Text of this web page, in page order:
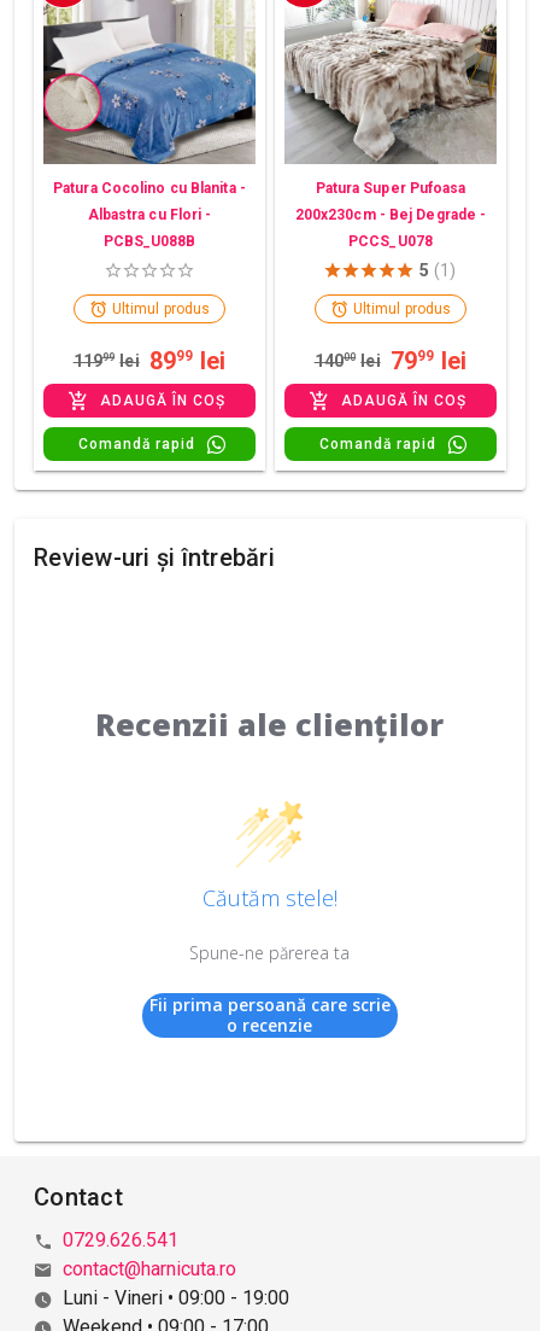
Patura Cocolino cu Blanita -
Albastra cu Flori -
PCBS_U088B
Ultimul produs
11999 lei 8999 lei
ADAUGĂ ÎN COȘ
Comandă rapid
Patura Super Pufoasa
200x230cm - Bej Degrade -
PCCS_U078
5 (1)
Ultimul produs
14000 lei 7999 lei
ADAUGĂ ÎN COȘ
Comandă rapid
Review-uri și întrebări
Recenzii ale clienților
Căutăm stele!
Spune-ne părerea ta
Fii prima persoană care scrie
o recenzie
Contact
0729.626.541
contact@harnicuta.ro
Luni - Vineri • 09:00 - 19:00